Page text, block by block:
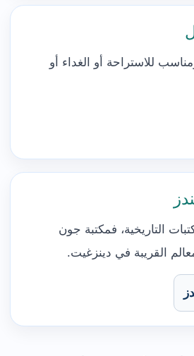
للاستراحة أو الغداء أو
التاريخية، فمكتبة جون
القريبة في دينزغيت.